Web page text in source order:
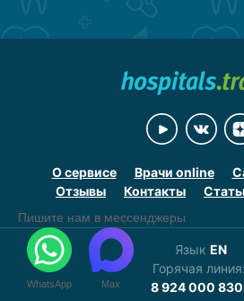
О сервисе Врачи online
Отзывы
Контакты
Язык EN
Горячая линия:
8 924 000
Пишите нам в мессенджеры
WhatsApp Max